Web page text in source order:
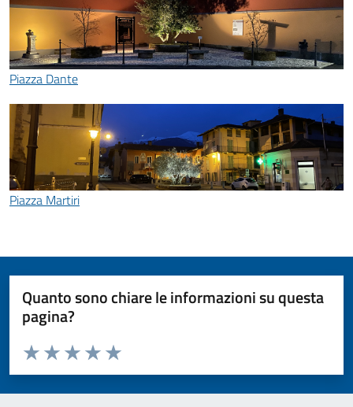
Piazza Dante
Piazza Martiri
Quanto sono chiare le informazioni su questa
pagina?
Valuta da 1 a 5 stelle la pagina
Valuta 5 stelle su 5
Valuta 4 stelle su 5
Valuta 3 stelle su 5
Valuta 2 stelle su 5
Valuta 1 stelle su 5